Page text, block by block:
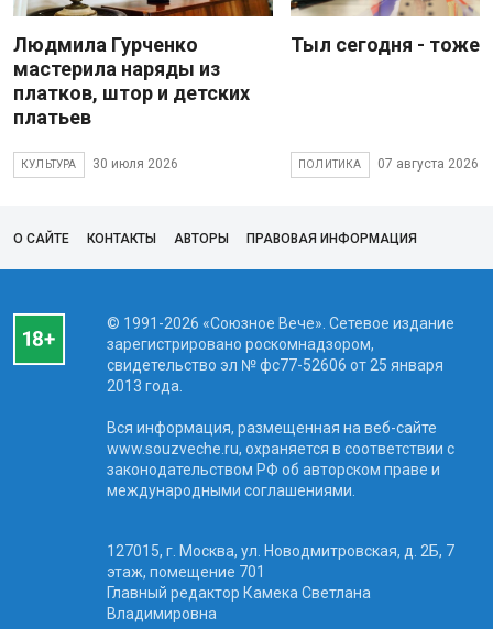
Людмила Гурченко
мастерила наряды из
платков, штор и детских
платьев
КУЛЬТУРА 30 июля 2026
Тыл сегодня - тоже
ПОЛИТИКА 07 августа 2026
О САЙТЕ КОНТАКТЫ АВТОРЫ ПРАВОВАЯ ИНФОРМАЦИЯ
© 1991-2026 «Союзное Вече». Сетевое издание
зарегистрировано роскомнадзором,
свидетельство эл № фc77-52606 от 25 января
2013 года.
Вся информация, размещенная на веб-сайте
www.souzveche.ru, охраняется в соответствии с
законодательством РФ об авторском праве и
международными соглашениями.
127015, г. Москва, ул. Новодмитровская, д. 2Б, 7
этаж, помещение 701
Главный редактор Камека Светлана
Владимировна